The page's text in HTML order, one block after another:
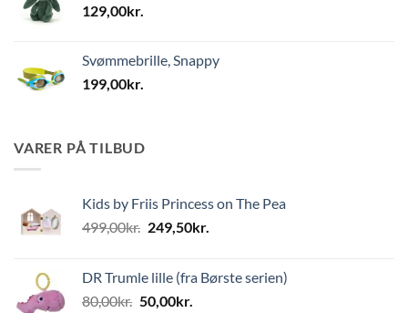
129,00kr.
Svømmebrille, Snappy
199,00kr.
VARER PÅ TILBUD
Kids by Friis Princess on The Pea
499,00kr. Den
var:
499,00kr..
249,50kr.
er:
DR Trumle lille (fra Børste serien)
80,00kr. Den
50,00kr.